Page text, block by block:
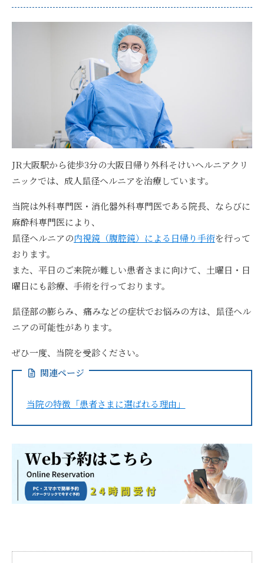
JR大阪駅から徒歩3分の大阪日帰り外科そけいヘルニアクリ
ニックでは、成人鼠径ヘルニアを治療しています。
当院は外科専門医・消化器外科専門医である院長、ならびに
麻酔科専門医により、
鼠径ヘルニアの内視鏡（腹腔鏡）による日帰り手術を行って
おります。
また、 平日のご来院が難しい患者さまに向けて、土曜日・日
曜日にも診療、手術を行っております。
鼠径部の膨らみ、痛みなどの症状でお悩みの方は、鼠径ヘル
ニアの可能性があります。
ぜひ一度、当院を受診ください。
関連ページ
当院の特徴「患者さまに選ばれる理由」